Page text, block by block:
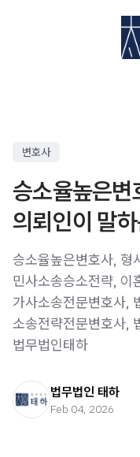
변호사
승소율높은변
의뢰인이 말
승소율높은변호사, 형
민사소송승소전략, 이
가사소송전문변호사,
소송전략전문변호사,
법무법인태하
법무법인 태하
Feb 04, 2026